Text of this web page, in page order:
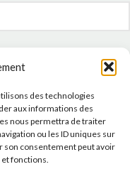
des technologies
aux informations des
nous permettra de traiter
ou les ID uniques sur
son consentement peut avoir
fonctions.